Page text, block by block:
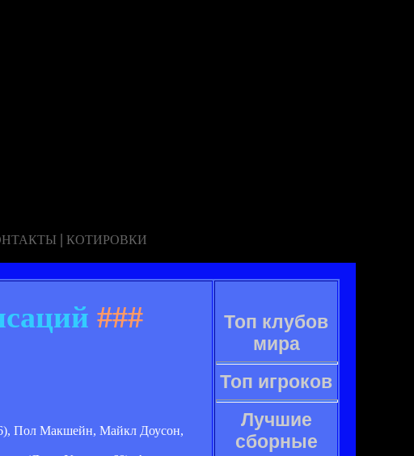
| КОТИРОВКИ
###
Пол Макшейн, Майкл Доусон,
Топ клубов
мира
Топ игроков
Лучшие
сборные